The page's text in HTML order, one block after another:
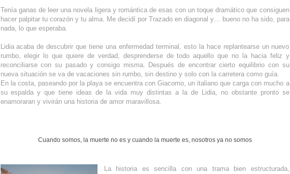
Tenía ganas de leer una novela ligera y romántica de esas con un toque dramático que consiguen
hacer palpitar tu corazón y tu alma. Me decidí por Trazado en diagonal y… bueno no ha sido, para
nada, lo que esperaba.
Lidia acaba de descubrir que tiene una enfermedad terminal, esto la hace replantearse un nuevo
rumbo, elegir lo que quiere de verdad, desprenderse de todo aquello que no la hacia feliz y
reconciliarse con su pasado y consigo misma. Después de encontrar cierto equilibrio con su
nueva situación se va de vacaciones sin rumbo, sin destino y solo con la carretera como guía.
En la costa, paseando por la playa se encuentra con Giacomo, un italiano que carga con mucho a
su espalda y que tiene ideas de la vida muy distintas a la de Lidia, no obstante pronto se
enamoraran y vivirán una historia de amor maravillosa.
Cuando somos, la muerte no es y cuando la muerte es, nosotros ya no somos
La historia es sencilla con una trama bien estructurada,